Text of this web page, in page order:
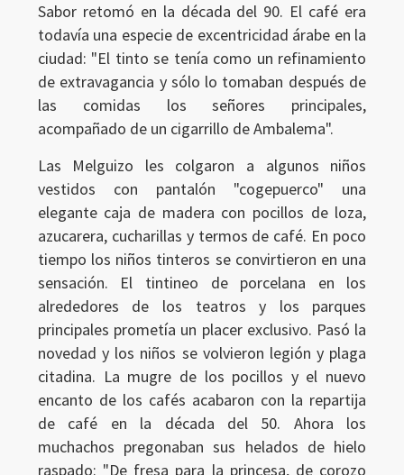
Sabor retomó en la década del 90. El café era
todavía una especie de excentricidad árabe en la
ciudad: "El tinto se tenía como un refinamiento
de extravagancia y sólo lo tomaban después de
las comidas los señores principales,
acompañado de un cigarrillo de Ambalema".
Las Melguizo les colgaron a algunos niños
vestidos con pantalón "cogepuerco" una
elegante caja de madera con pocillos de loza,
azucarera, cucharillas y termos de café. En poco
tiempo los niños tinteros se convirtieron en una
sensación. El tintineo de porcelana en los
alrededores de los teatros y los parques
principales prometía un placer exclusivo. Pasó la
novedad y los niños se volvieron legión y plaga
citadina. La mugre de los pocillos y el nuevo
encanto de los cafés acabaron con la repartija
de café en la década del 50. Ahora los
muchachos pregonaban sus helados de hielo
raspado: "De fresa para la princesa, de corozo